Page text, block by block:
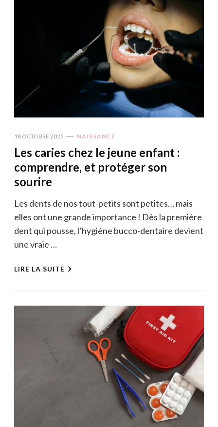
18 OCTOBRE 2025 NAISSANCE
Les caries chez le jeune enfant :
comprendre, et protéger son
sourire
Les dents de nos tout-petits sont petites… mais
elles ont une grande importance ! Dès la première
dent qui pousse, l’hygiène bucco-dentaire devient
une vraie …
LIRE LA SUITE